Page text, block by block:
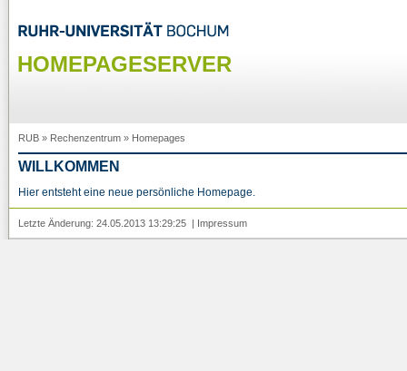
HOMEPAGESERVER
RUB » Rechenzentrum » Homepages
WILLKOMMEN
Hier entsteht eine neue persönliche Homepage.
Letzte Änderung: 24.05.2013 13:29:25 | Impressum